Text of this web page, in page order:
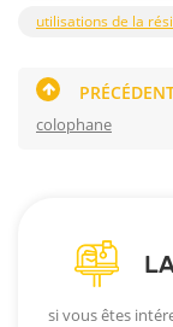
utilisations de la
colophane
si vous êtes